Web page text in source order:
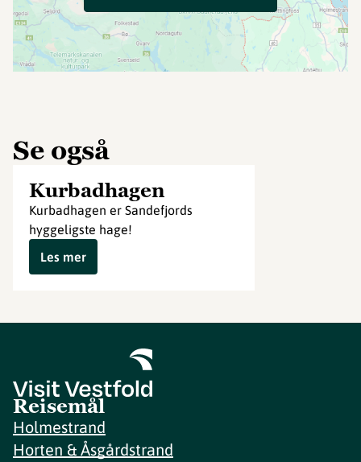
Se også
Kurbadhagen
Kurbadhagen er Sandefjords
hyggeligste hage!
Les mer
Reisemål
Holmestrand
Horten & Åsgårdstrand